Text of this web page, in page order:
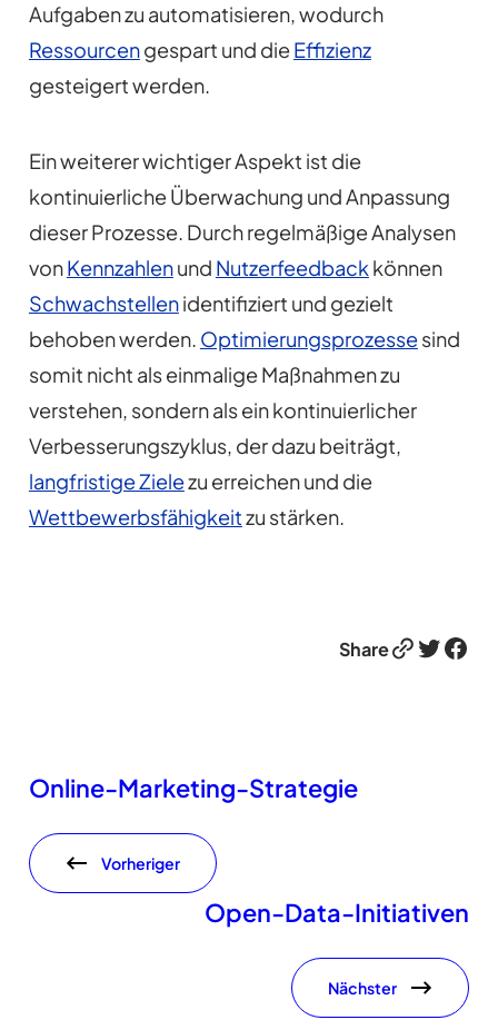
Aufgaben zu automatisieren, wodurch
Ressourcengespart und dieEffizienz
gesteigert werden.
Ein weiterer wichtiger Aspekt ist die
kontinuierliche Überwachung und Anpassung
dieser Prozesse. Durch regelmäßige Analysen
vonKennzahlenund Nutzerfeedback können
Schwachstellenidentifiziert und gezielt
behoben werden. Optimierungsprozessesind
somit nicht als einmalige Maßnahmen zu
verstehen, sondern als ein kontinuierlicher
Verbesserungszyklus, der dazu beiträgt,
langfristige Zielezu erreichen und die
Wettbewerbsfähigkeitzu stärken.
ShareLink Twitter Facebook
Online-Marketing-Strategie
Vorheriger
Open-Data-Initiativen
Nächster